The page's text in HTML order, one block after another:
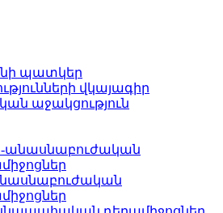
պատկեր
վկայագիր
աջակցություն
անասնաբուժական